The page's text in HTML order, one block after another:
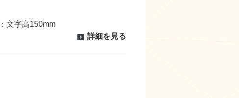
文字高150mm
詳細を見る